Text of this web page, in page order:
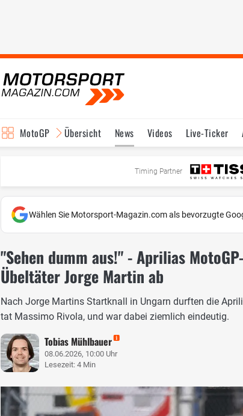
MotoGP Übersicht News Videos Live-Ticker
Testfahrten
Timing Partner
Wählen Sie Motorsport-Magazin.com als bevorzugte
"Sehen dumm aus!" - Aprilias
Übeltäter Jorge Martin ab
Nach Jorge Martins Startknall in Ungarn durften die
tat Massimo Rivola, und war dabei ziemlich eindeutig.
Tobias Mühlbauer
08.06.2026, 10:00 Uhr
Lesezeit: 4 Min